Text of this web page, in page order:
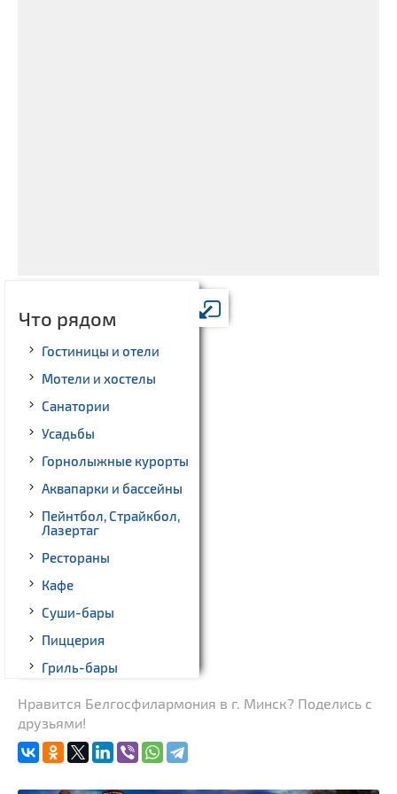
Что рядом
Гостиницы и отели
Мотели и хостелы
Санатории
Усадьбы
Горнолыжные курорты
Аквапарки и бассейны
Пейнтбол, Страйкбол,
Лазертаг
Рестораны
Кафе
Суши-бары
Пиццерия
Гриль-бары
Театры
Ночные клубы
Нравится Белгосфилармония в г. Минск? Поделись с
друзьями!